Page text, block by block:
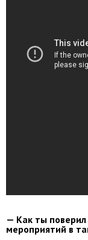
— Как ты поверил
мероприятий в